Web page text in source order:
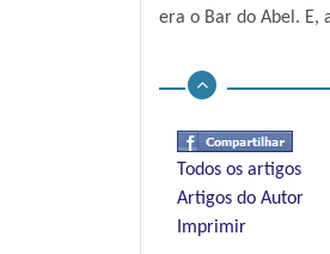
era o Bar do Abel. E,
Todos os artigos
Artigos do Autor
Imprimir